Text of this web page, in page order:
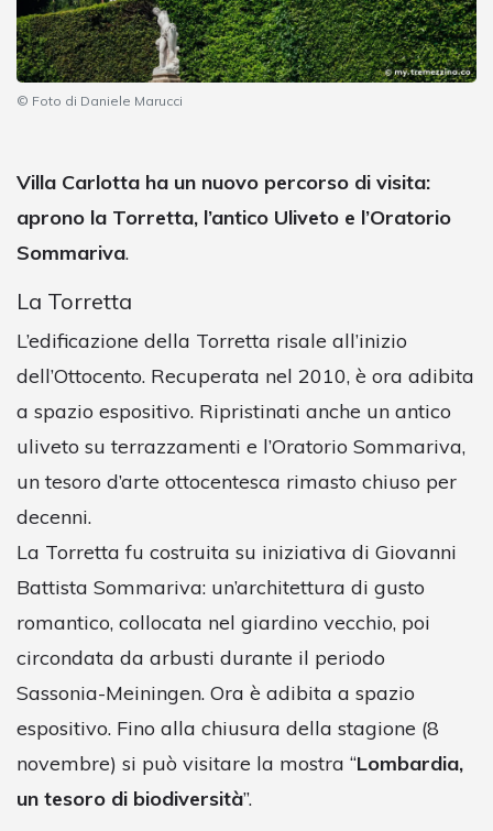
© Foto di Daniele Marucci
Villa Carlotta ha un nuovo percorso di visita:
aprono la Torretta, l’antico Uliveto e l’Oratorio
Sommariva.
La Torretta
L’edificazione della Torretta risale all’inizio
dell’Ottocento. Recuperata nel 2010, è ora adibita
a spazio espositivo. Ripristinati anche un antico
uliveto su terrazzamenti e l’Oratorio Sommariva,
un tesoro d’arte ottocentesca rimasto chiuso per
decenni.
La Torretta fu costruita su iniziativa di Giovanni
Battista Sommariva: un’architettura di gusto
romantico, collocata nel giardino vecchio, poi
circondata da arbusti durante il periodo
Sassonia-Meiningen. Ora è adibita a spazio
espositivo. Fino alla chiusura della stagione (8
novembre) si può visitare la mostra “Lombardia,
un tesoro di biodiversità”.